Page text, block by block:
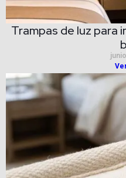
Trampas de luz para